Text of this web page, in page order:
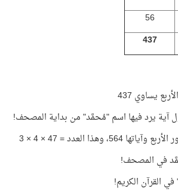
56
437
يساوي 437
آية يرد فيها اسم "مُحمَّد" من بداية المصحف!
وهذا العدد = 47 × 4 × 3